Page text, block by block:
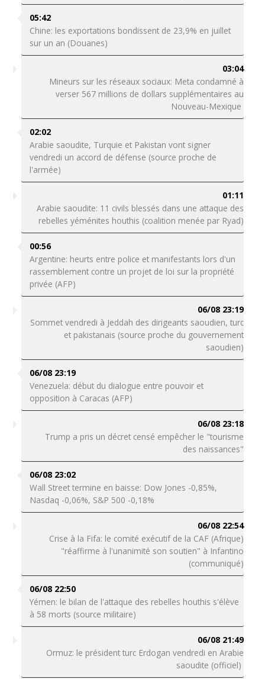
05:42
Chine: les exportations bondissent de 23,9% en juillet
sur un an (Douanes)
03:04
Mineurs sur les réseaux sociaux: Meta condamné à
verser 567 millions de dollars supplémentaires au
Nouveau-Mexique
02:02
Arabie saoudite, Turquie et Pakistan vont signer
vendredi un accord de défense (source proche de
l'armée)
01:11
Arabie saoudite: 11 civils blessés dans une attaque des
rebelles yéménites houthis (coalition menée par Ryad)
00:56
Argentine: heurts entre police et manifestants lors d'un
rassemblement contre un projet de loi sur la propriété
privée (AFP)
06/08 23:19
Sommet vendredi à Jeddah des dirigeants saoudien, turc
et pakistanais (source proche du gouvernement
saoudien)
06/08 23:19
Venezuela: début du dialogue entre pouvoir et
opposition à Caracas (AFP)
06/08 23:18
Trump a pris un décret censé empêcher le "tourisme
des naissances"
06/08 23:02
Wall Street termine en baisse: Dow Jones -0,85%,
Nasdaq -0,06%, S&P 500 -0,18%
06/08 22:54
Crise à la Fifa: le comité exécutif de la CAF (Afrique)
"réaffirme à l'unanimité son soutien" à Infantino
(communiqué)
06/08 22:50
Yémen: le bilan de l'attaque des rebelles houthis s'élève
à 58 morts (source militaire)
06/08 21:49
Ormuz: le président turc Erdogan vendredi en Arabie
saoudite (officiel)